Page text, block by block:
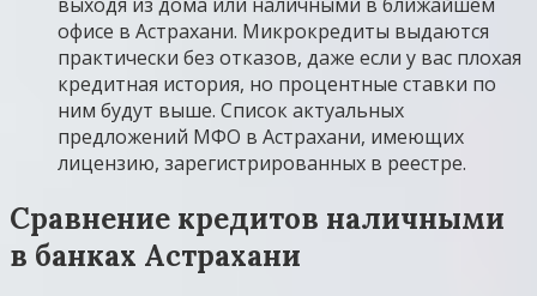
офисе в Астрахани. Микрокредиты выдаются
практически без отказов, даже если у вас плохая
кредитная история, но процентные ставки по
ним будут выше. Список актуальных
предложений МФО в Астрахани, имеющих
лицензию, зарегистрированных в реестре.
Сравнение кредитов наличными
в банках Астрахани